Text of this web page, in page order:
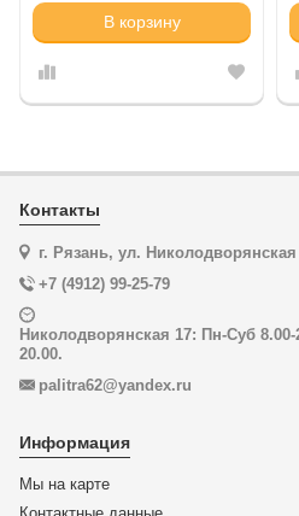
В корзину
Контакты
г. Рязань, ул. Николодворянская
+7 (4912) 99-25-79
Николодворянская 17: Пн-Суб 8.00-
20.00.
palitra62@yandex.ru
Информация
Мы на карте